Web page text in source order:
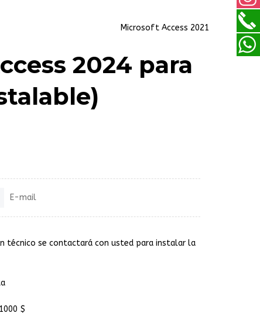
Microsoft Access 2021
2024 para
E-mail
técnico se contactará con usted para instalar la
$